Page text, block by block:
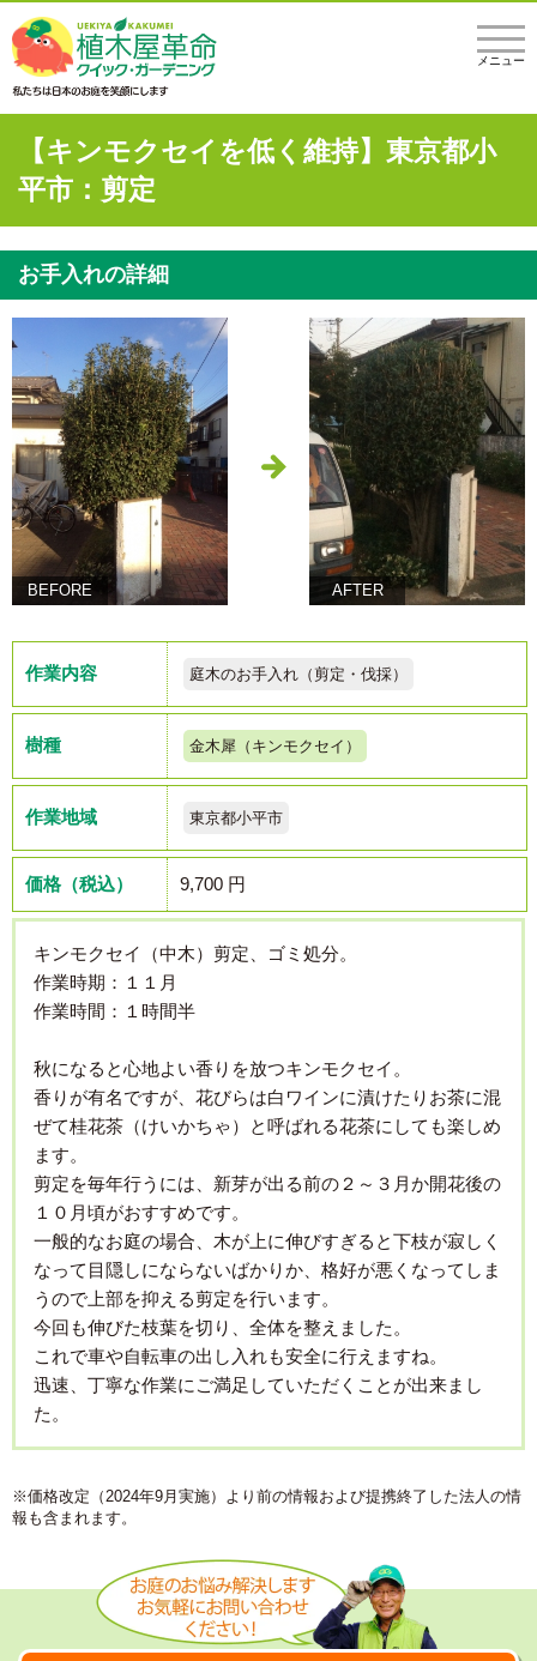
メニュー
【キンモクセイを低く維持】東京都小
平市：剪定
お手入れの詳細
BEFORE AFTER
作業内容 庭木のお手入れ（剪定・伐採）
樹種 金木犀（キンモクセイ）
作業地域 東京都小平市
価格（税込） 9,700 円
キンモクセイ（中木）剪定、ゴミ処分。
作業時期：１１月
作業時間：１時間半
秋になると心地よい香りを放つキンモクセイ。
香りが有名ですが、花びらは白ワインに漬けたりお茶に混
ぜて桂花茶（けいかちゃ）と呼ばれる花茶にしても楽しめ
ます。
剪定を毎年行うには、新芽が出る前の２～３月か開花後の
１０月頃がおすすめです。
一般的なお庭の場合、木が上に伸びすぎると下枝が寂しく
なって目隠しにならないばかりか、格好が悪くなってしま
うので上部を抑える剪定を行います。
今回も伸びた枝葉を切り、全体を整えました。
これで車や自転車の出し入れも安全に行えますね。
迅速、丁寧な作業にご満足していただくことが出来まし
た。
※価格改定（2024年9月実施）より前の情報および提携終了した法人の情
報も含まれます。